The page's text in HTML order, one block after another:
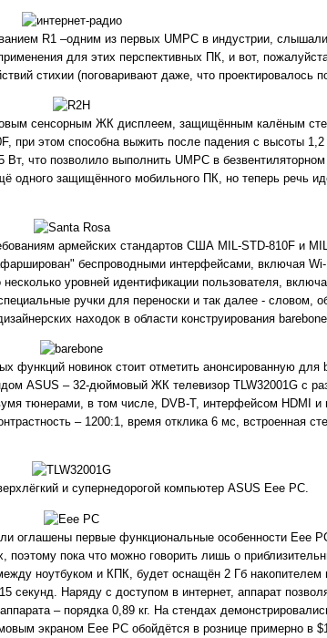
R1 –одним из первых UMPC в индустрии,
для этих перспективных ПК, и вот,
стихии (поговаривают даже, что проектировалось
сенсорным ЖК дисплеем, защищённым калёным
при этом способна выжить после падения с высоты
что позволило выполнить UMPC в
защищённого мобильного ПК, но теперь речь
армейских стандартов США MIL-STD-810F и
беспроводными интерфейсами, включая Wi-
уровней идентификации пользователя,
ручки для переноски и так далее - словом,
находок в области конструирования
функций новинок стоит отметить анонсированную для
ASUS – 32-дюймовый ЖК телевизор TLW32001G с
тюнерами, в том числе, DVB-T, интерфейсом HDMI и
– 1200:1, время отклика 6 мс, встроенная
и супернедорогой компьютер ASUS Eee PC.
оглашены первые функциональные особенности Eee
поэтому пока что можно говорить лишь о
ноутбуком и КПК, будет оснащён 2 Гб
секунд. Наряду с доступом в интернет, аппарат
– порядка 0,89 кг. На стендах
экраном Eee PC обойдётся в рознице примерно в